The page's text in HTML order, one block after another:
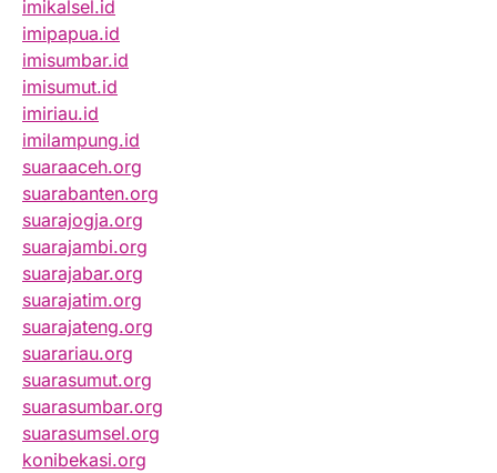
imikalsel.id
imipapua.id
imisumbar.id
imisumut.id
imiriau.id
imilampung.id
suaraaceh.org
suarabanten.org
suarajogja.org
suarajambi.org
suarajabar.org
suarajatim.org
suarajateng.org
suarariau.org
suarasumut.org
suarasumbar.org
suarasumsel.org
konibekasi.org